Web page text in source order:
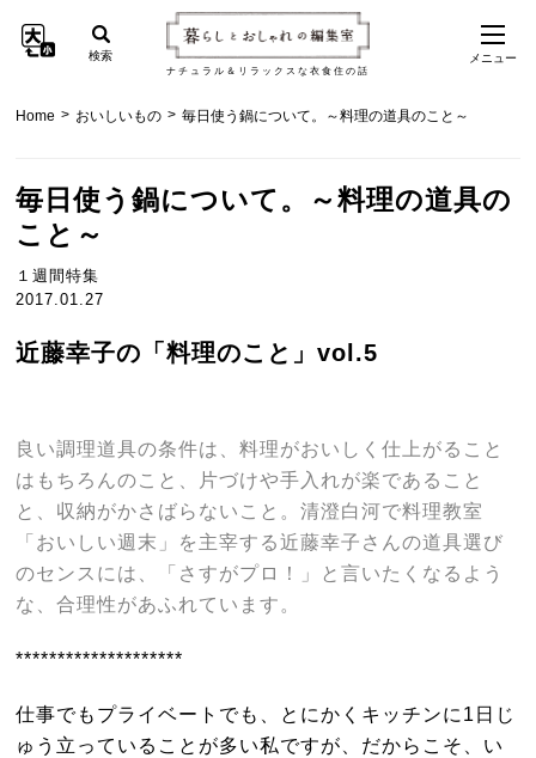
ナチュラル＆リラックスな衣食住の話
検索 メニュー
Home > おいしいもの > 毎日使う鍋について。～料理の道具のこと～
毎日使う鍋について。～料理の道具の
こと～
１週間特集
2017.01.27
近藤幸子の「料理のこと」vol.5
良い調理道具の条件は、料理がおいしく仕上がること
はもちろんのこと、片づけや手入れが楽であること
と、収納がかさばらないこと。清澄白河で料理教室
「おいしい週末」を主宰する近藤幸子さんの道具選び
のセンスには、「さすがプロ！」と言いたくなるよう
な、合理性があふれています。
********************
仕事でもプライベートでも、とにかくキッチンに1日じ
ゅう立っていることが多い私ですが、だからこそ、い